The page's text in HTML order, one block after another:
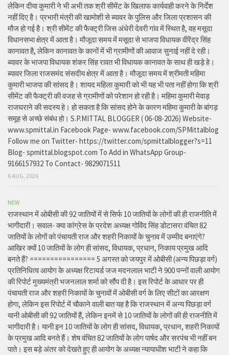
लेकिन दीया कुमारी ने भी अभी तक श्री सीमेंट के खिलाफ कार्यवाही करने के निर्देश
नहीं दिए है। प्रभारी मंत्री की खामोशी से ब्यावर के पुलिस और जिला प्रशासन की
मौज हो गई है। श्री सीमेंट की फैक्ट्री जिस अंधेरी देवरी गांव में स्थित है, वह मसूदा
विधानसभा क्षेत्र में आता है। मौजूदा समय में मसूदा से भाजपा विधायक वीरेंद्र सिंह
कानावत है, लेकिन कानावत के कानों में भी ग्रामीणों की आवाज सुनाई नहीं दे रही।
ब्यावर के भाजपा विधायक शंकर सिंह रावत भी विधायक कानावत के साथ ही खड़े हे।
ब्यावर जिला राजसमंद संसदीय क्षेत्र में आता है। मौजूदा समय में श्रीमती महिमा
कुमारी भाजपा की सांसद है। शायद महिला कुमारी को भी यह भी पता नहीं होगा कि श्री
सीमेंट की फैक्ट्री की वजह से ग्रामीणों को परेशान हो रही है। महिमा कुमारी मेवाड़
राजघराने की सदस्य हे। हो सकता है कि सांसद होने के कारण महिमा कुमारी के बांगड़
समूह से अच्छे संबंध हो। S.P.MITTAL BLOGGER ( 06-08-2026) Website-
www.spmittal.in Facebook Page- www.facebook.com/SPMittalblog
Follow me on Twitter- https://twitter.com/spmittalblogger?s=11
Blog- spmittal.blogspot.com To Add in WhatsApp Group-
9166157932 To Contact- 9829071511
6 AUG, 2026
NEW
राजस्थान में ओबीसी की 92 जातियों में से सिर्फ 10 जातियों के लोगों की ही राजनीति में
भागीदारी। सवाल- क्या कांग्रेस के प्रदेश अध्यक्ष गोविंद सिंह डोटासरा वंचित 82
जातियों के लोगों को पंचायती राज और शहरी निकायों के चुनाव में उम्मीद बनाएंगे?
आखिर क्यों 10 जातियों के लोग ही सांसद, विधायक, प्रधान, निकाय प्रमुख आदि
बनते हैं? ================ 5 अगस्त को जयपुर में ओबीसी (अन्य पिछड़ा वर्ग)
प्रतिनिधित्व आयोग के अध्यक्ष रिटायर्ड जज मदनलाल भाटी ने 900 पन्नों वाली आयोग
की रिपोर्ट मुख्यमंत्री भजनलाल शर्मा को सौंप दी है। इस रिपोर्ट के आधार पर ही
पंचायती राज और शहरी निकायों के चुनावों में ओबीसी वर्ग के लिए सीटों का आरक्षण
होगा, लेकिन इस रिपोर्ट में चौकाने वाली बात यह है कि राजस्थान में अन्य पिछड़ा वर्ग
यानी ओबीसी की 92 जातियों हैं, लेकिन इनमें से 10 जातियों के लोगों की ही राजनीति में
भागीदारी है। यानी इन 10 जातियों के लोग ही सांसद, विधायक, प्रधान, शहरी निकायों
के प्रमुख आदि बनते हैं। शेष वंचित 82 जातियों के लोग पार्षद और सरपंच भी नहीं बन
पाते। इस बड़े अंतर को देखते हुए ही आयोग के अध्यक्ष न्यायाधीश भाटी ने कहा कि